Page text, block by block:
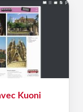
Kuoni